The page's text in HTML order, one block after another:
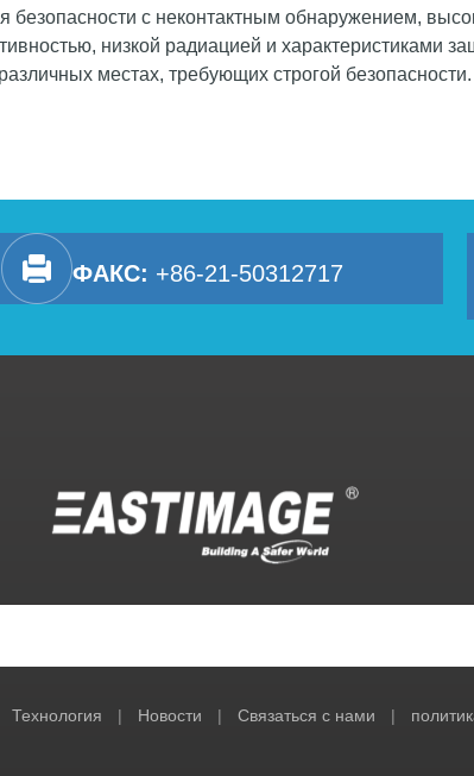
безопасности с неконтактным обнаружением,
низкой радиацией и характеристиками
местах, требующих строгой безопасности.
ФАКС: +86-21-50312717
Технология | Новости | Связаться с нами |